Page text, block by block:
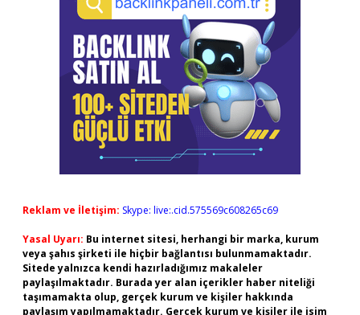
Reklam ve İletişim: Skype: live:.cid.575569c608265c69
Yasal Uyarı: Bu internet sitesi, herhangi bir marka, kurum
veya şahıs şirketi ile hiçbir bağlantısı bulunmamaktadır.
Sitede yalnızca kendi hazırladığımız makaleler
paylaşılmaktadır. Burada yer alan içerikler haber niteliği
taşımamakta olup, gerçek kurum ve kişiler hakkında
paylaşım yapılmamaktadır. Gerçek kurum ve kişiler ile isim